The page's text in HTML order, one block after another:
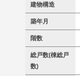
建物構造
築年月
階数
総戸数(棟総戸
数)